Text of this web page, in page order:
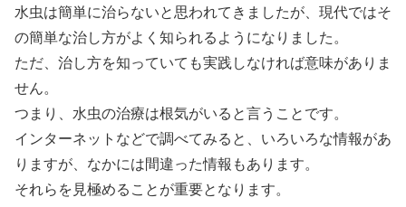
水虫は簡単に治らないと思われてきましたが、現代ではそ
の簡単な治し方がよく知られるようになりました。
ただ、治し方を知っていても実践しなければ意味がありま
せん。
つまり、水虫の治療は根気がいると言うことです。
インターネットなどで調べてみると、いろいろな情報があ
りますが、なかには間違った情報もあります。
それらを見極めることが重要となります。